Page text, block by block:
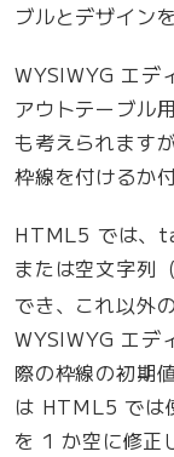
ブルとデザイン
WYSIWYG エデ
アウトテーブル
も考えられます
枠線を付けるか
HTML5 では、
または空文字列（
でき、これ以外
WYSIWYG エデ
際の枠線の初期
は HTML5 では
を 1 か空に修正